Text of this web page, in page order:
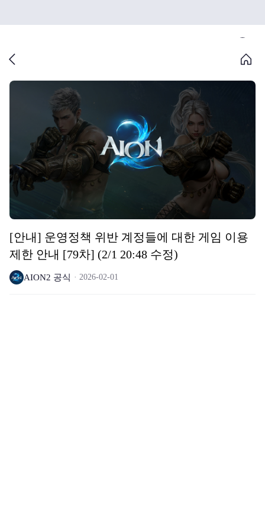
[안내] 운영정책 위반 계정들에 대한 게임 이용
제한 안내 [79차] (2/1 20:48 수정)
AION2 공식 2026-02-01